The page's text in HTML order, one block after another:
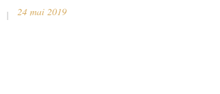
24 mai 2019